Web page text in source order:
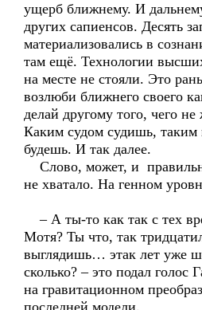
ущерб ближнему. И
других сапиенсов. Десять
материализовались в
там ещё. Технологии
на месте не стояли. Это
возлюби ближнего своего
делай другому того, чего
Каким судом судишь, таким
будешь. И так далее.
Слово, может, и
не хватало. На генном
– А ты-то как так с тех
Мотя? Ты что, так
выглядишь… этак лет уже
сколько? – это подал голос
на гравитационном
последней модели.